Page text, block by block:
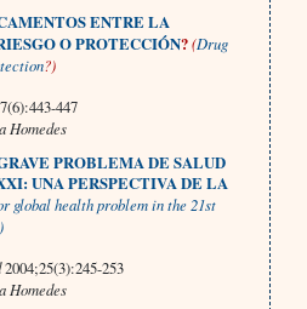
ENTRE LA
O PROTECCIÓN?(Drug
?)
447
Homedes
PROBLEMA DE SALUD
UNA PERSPECTIVA DE LA
global health problem in the 21st
2004;25(3):245-253
Homedes